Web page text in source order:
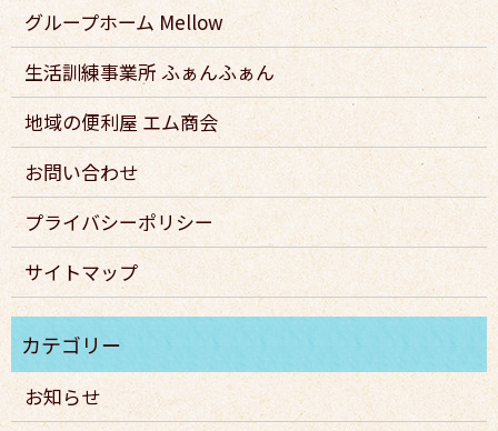
グループホーム Mellow
生活訓練事業所 ふぁんふぁん
地域の便利屋 エム商会
お問い合わせ
プライバシーポリシー
サイトマップ
お知らせ